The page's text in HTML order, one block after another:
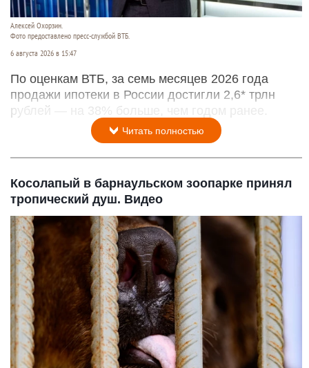
Алексей Охорзин.
Фото предоставлено пресс-службой ВТБ.
6 августа 2026 в 15:47
По оценкам ВТБ, за семь месяцев 2026 года
продажи ипотеки в России достигли 2,6* трлн
рублей — на 38% больше, чем годом ранее.
Читать полностью
Косолапый в барнаульском зоопарке принял
тропический душ. Видео